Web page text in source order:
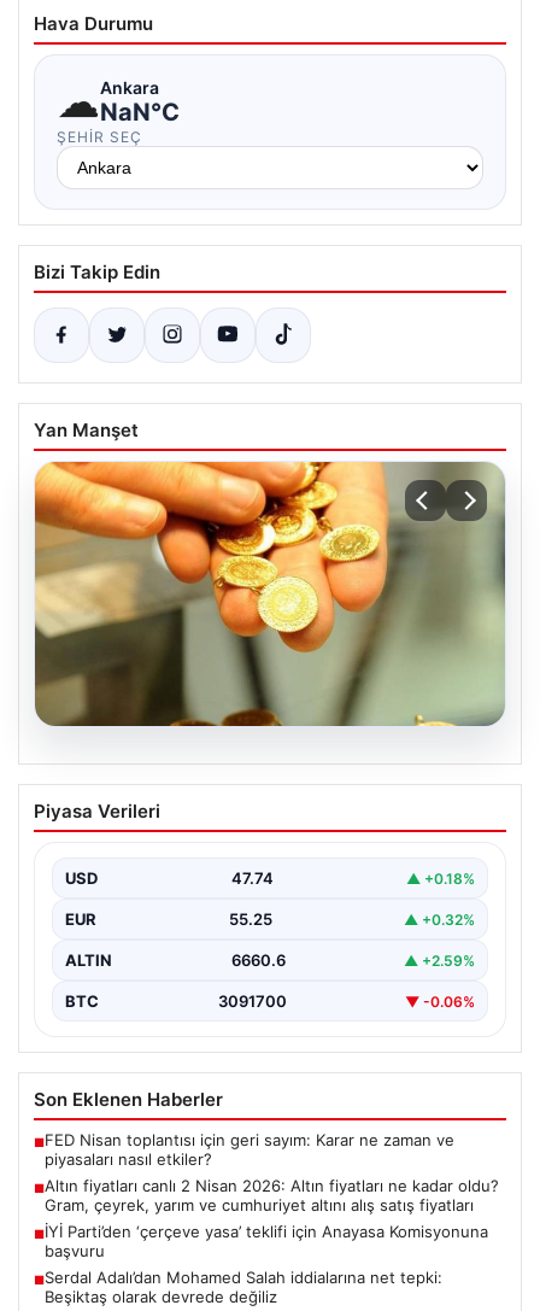
Hava Durumu
☁Ankara
NaN°C
ŞEHIR SEÇ
Bizi Takip Edin
Yan Manşet
07.08.2026
Altın fiyatları canlı 2 Nisan 2026: Altın
fiyatları ne kadar oldu? Gram, çeyrek,
fiyatları
Piyasa Verileri
USD 47.74 ▲ +0.18%
EUR 55.25 ▲ +0.32%
ALTIN 6660.6 ▲ +2.59%
BTC 3091700 ▼ -0.06%
Son Eklenen Haberler
■FED Nisan toplantısı için geri sayım: Karar ne zaman ve
piyasaları nasıl etkiler?
■Altın fiyatları canlı 2 Nisan 2026: Altın fiyatları ne kadar oldu?
Gram, çeyrek, yarım ve cumhuriyet altını alış satış fiyatları
■İYİ Parti’den ‘çerçeve yasa’ teklifi için Anayasa Komisyonuna
başvuru
■Serdal Adalı’dan Mohamed Salah iddialarına net tepki:
Beşiktaş olarak devrede değiliz